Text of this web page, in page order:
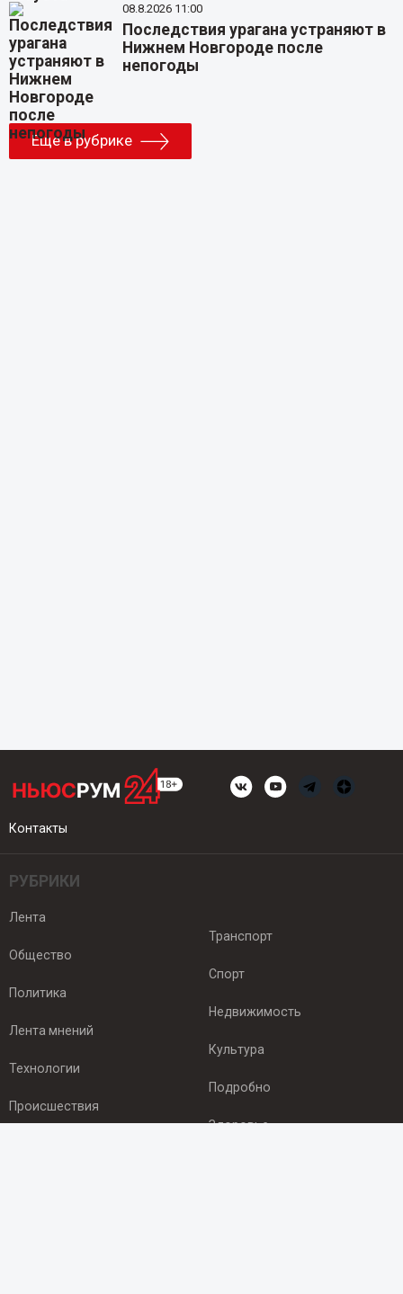
08.8.2026 11:00
Последствия урагана устраняют в
Нижнем Новгороде после
непогоды
Еще в рубрике
Контакты
РУБРИКИ
Лента
Общество
Политика
Лента мнений
Технологии
Происшествия
Транспорт
Спорт
Недвижимость
Культура
Подробно
Здоровье